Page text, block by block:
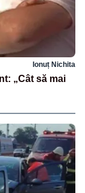
Ionuț Nichita
„Cât să mai